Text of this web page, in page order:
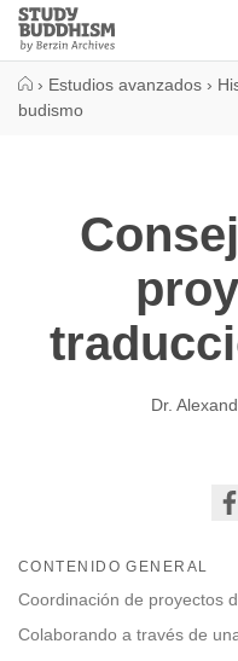
Close
Study
Buddhism
› Estudios avanzados ›
budismo
Dr.
CONTENIDO GENERAL
Coordinación de proyectos
Colaborando a través de